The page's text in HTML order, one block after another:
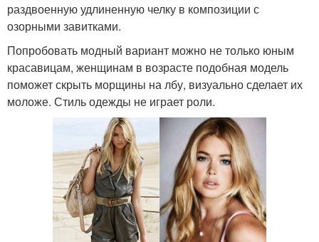
раздвоенную удлиненную челку в композиции с
озорными завитками.
Попробовать модный вариант можно не только юным
красавицам, женщинам в возрасте подобная модель
поможет скрыть морщины на лбу, визуально сделает их
моложе. Стиль одежды не играет роли.